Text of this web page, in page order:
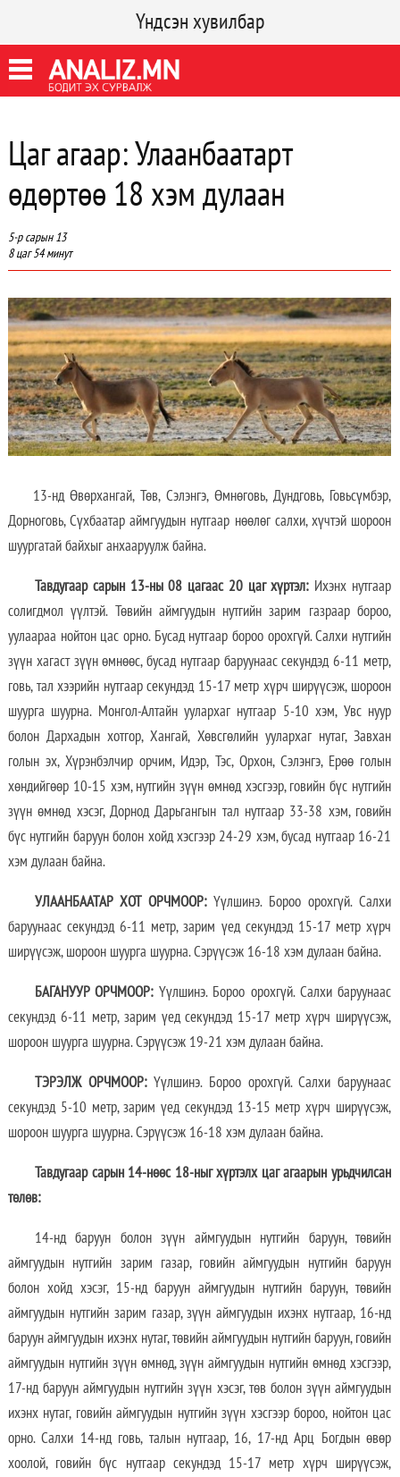
Үндсэн хувилбар
Цаг агаар: Улаанбаатарт
өдөртөө 18 хэм дулаан
5-р сарын 13
8 цаг 54 минут
13-нд Өвөрхангай, Төв, Сэлэнгэ, Өмнөговь, Дундговь, Говьсүмбэр,
Дорноговь, Сүхбаатар аймгуудын нутгаар нөөлөг салхи, хүчтэй шороон
шуургатай байхыг анхааруулж байна.
Тавдугаар сарын 13-ны 08 цагаас 20 цаг хүртэл: Ихэнх нутгаар
солигдмол үүлтэй. Төвийн аймгуудын нутгийн зарим газраар бороо,
уулаараа нойтон цас орно. Бусад нутгаар бороо орохгүй. Салхи нутгийн
зүүн хагаст зүүн өмнөөс, бусад нутгаар баруунаас секундэд 6-11 метр,
говь, тал хээрийн нутгаар секундэд 15-17 метр хүрч ширүүсэж, шороон
шуурга шуурна. Монгол-Алтайн уулархаг нутгаар 5-10 хэм, Увс нуур
болон Дархадын хотгор, Хангай, Хөвсгөлийн уулархаг нутаг, Завхан
голын эх, Хүрэнбэлчир орчим, Идэр, Тэс, Орхон, Сэлэнгэ, Ерөө голын
хөндийгөөр 10-15 хэм, нутгийн зүүн өмнөд хэсгээр, говийн бүс нутгийн
зүүн өмнөд хэсэг, Дорнод Дарьгангын тал нутгаар 33-38 хэм, говийн
бүс нутгийн баруун болон хойд хэсгээр 24-29 хэм, бусад нутгаар 16-21
хэм дулаан байна.
УЛААНБААТАР ХОТ ОРЧМООР:Үүлшинэ. Бороо орохгүй. Салхи
баруунаас секундэд 6-11 метр, зарим үед секундэд 15-17 метр хүрч
ширүүсэж, шороон шуурга шуурна. Сэрүүсэж 16-18 хэм дулаан байна.
БАГАНУУР ОРЧМООР: Үүлшинэ. Бороо орохгүй. Салхи баруунаас
секундэд 6-11 метр, зарим үед секундэд 15-17 метр хүрч ширүүсэж,
шороон шуурга шуурна. Сэрүүсэж 19-21 хэм дулаан байна.
ТЭРЭЛЖ ОРЧМООР:Үүлшинэ. Бороо орохгүй. Салхи баруунаас
секундэд 5-10 метр, зарим үед секундэд 13-15 метр хүрч ширүүсэж,
шороон шуурга шуурна. Сэрүүсэж 16-18 хэм дулаан байна.
Тавдугаар сарын 14-нөөс18-ныг хүртэлх цаг агаарын урьдчилсан
төлөв:
14-нд баруун болон зүүн аймгуудын нутгийн баруун, төвийн
аймгуудын нутгийн зарим газар, говийн аймгуудын нутгийн баруун
болон хойд хэсэг, 15-нд баруун аймгуудын нутгийн баруун, төвийн
аймгуудын нутгийн зарим газар, зүүн аймгуудын ихэнх нутгаар, 16-нд
баруун аймгуудын ихэнх нутаг, төвийн аймгуудын нутгийн баруун, говийн
аймгуудын нутгийн зүүн өмнөд, зүүн аймгуудын нутгийн өмнөд хэсгээр,
17-нд баруун аймгуудын нутгийн зүүн хэсэг, төв болон зүүн аймгуудын
ихэнх нутаг, говийн аймгуудын нутгийн зүүн хэсгээр бороо, нойтон цас
орно. Салхи 14-нд говь, талын нутгаар, 16, 17-нд Арц Богдын өвөр
хоолой, говийн бүс нутгаар секундэд 15-17 метр хүрч ширүүсэж,